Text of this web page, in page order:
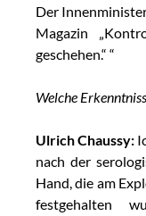
Der
Magazin
geschehen.“ “
Welche
Ulrich Chaussy:
nach der
Hand, die am
festgehalten